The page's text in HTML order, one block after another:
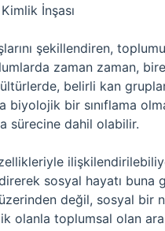
İnşası
şekillendiren,
zaman zaman,
belirli kan
biyolojik bir sınıflama
sürecine dahil olabilir.
sosyal hayatı buna
değil, sosyal bir
olanla toplumsal olan